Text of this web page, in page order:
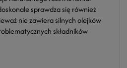
sprawdza się również
nie zawiera silnych olejków
składników